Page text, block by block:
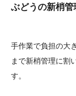
ぶどうの新梢管
手作業で負担の大
まで新梢管理に割
す。